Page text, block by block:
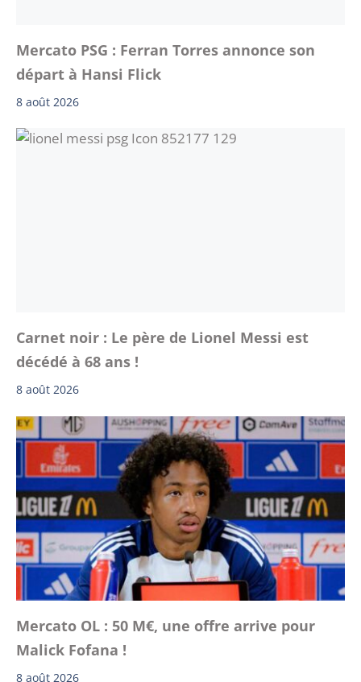
Mercato PSG : Ferran Torres annonce son
départ à Hansi Flick
8 août 2026
Carnet noir : Le père de Lionel Messi est
décédé à 68 ans !
8 août 2026
Mercato OL : 50 M€, une offre arrive pour
Malick Fofana !
8 août 2026